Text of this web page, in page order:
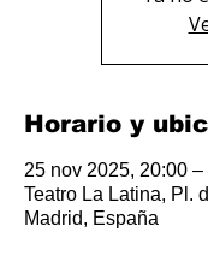
Horario y
25 nov 2025, 20:00 –
Teatro La Latina, Pl.
Madrid, España